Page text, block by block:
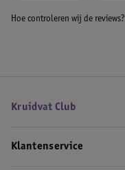
Hoe controleren wij de reviews?
Kruidvat Club
Klantenservice